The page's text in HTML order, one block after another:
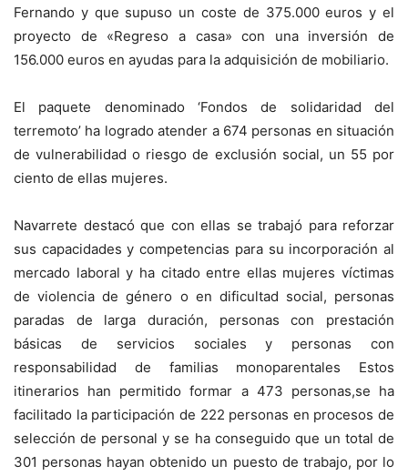
Fernando y que supuso un coste de 375.000 euros y el
proyecto de «Regreso a casa» con una inversión de
156.000 euros en ayudas para la adquisición de mobiliario.
El paquete denominado ‘Fondos de solidaridad del
terremoto’ ha logrado atender a 674 personas en situación
de vulnerabilidad o riesgo de exclusión social, un 55 por
ciento de ellas mujeres.
Navarrete destacó que con ellas se trabajó para reforzar
sus capacidades y competencias para su incorporación al
mercado laboral y ha citado entre ellas mujeres víctimas
de violencia de género o en dificultad social, personas
paradas de larga duración, personas con prestación
básicas de servicios sociales y personas con
responsabilidad de familias monoparentales Estos
itinerarios han permitido formar a 473 personas,se ha
facilitado la participación de 222 personas en procesos de
selección de personal y se ha conseguido que un total de
301 personas hayan obtenido un puesto de trabajo, por lo